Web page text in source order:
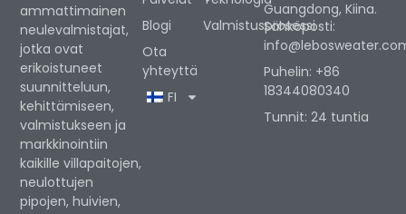
ammattimainen
neulevalmistajat,
jotka ovat
erikoistuneet
suunnitteluun,
kehittämiseen,
valmistukseen ja
markkinointiin
kaikille villapaitojen,
neulottujen
pipojen, huivien,
Valmistusprosessi
Blogi
Ota
yhteyttä
FI
Guangdong, Kiina.
Sähköposti:
Puhelin: +86
18344080340
Tunnit: 24 tuntia